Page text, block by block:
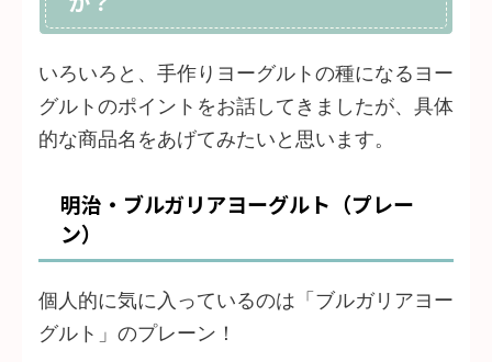
いろいろと、手作りヨーグルトの種になるヨー
グルトのポイントをお話してきましたが、具体
的な商品名をあげてみたいと思います。
明治・ブルガリアヨーグルト（プレー
ン）
個人的に気に入っているのは「ブルガリアヨー
グルト」のプレーン！